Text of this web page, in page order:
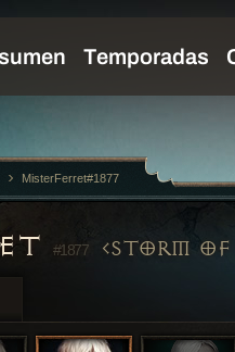
#1877 STORM OF
MisterFerret#1877